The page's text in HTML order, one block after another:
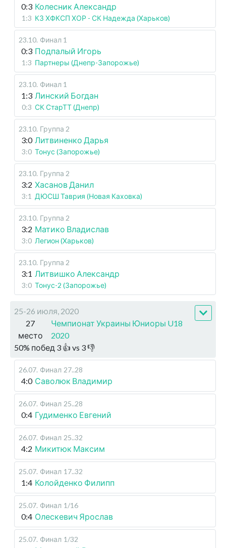
0:3 Колесник Александр
1:3 КЗ ХФКСП ХОР - СК Надежда (Харьков)
23.10. Финал 1
0:3 Подпалый Игорь
1:3 Партнеры (Днепр-Запорожье)
23.10. Финал 1
1:3 Линский Богдан
0:3 СК СтарТТ (Днепр)
23.10. Группа 2
3:0 Литвиненко Дарья
3:0 Тонус (Запорожье)
23.10. Группа 2
3:2 Хасанов Данил
3:1 ДЮСШ Таврия (Новая Каховка)
23.10. Группа 2
3:2 Матико Владислав
3:0 Легион (Харьков)
23.10. Группа 2
3:1 Литвишко Александр
3:0 Тонус-2 (Запорожье)
25-26 июля, 2020
27
место
Чемпионат Украины Юниоры U18
2020
50% побед 3 👍 vs 3👎
26.07. Финал 27..28
4:0 Саволюк Владимир
26.07. Финал 25..28
0:4 Гудименко Евгений
26.07. Финал 25..32
4:2 Микитюк Максим
25.07. Финал 17..32
1:4 Колойденко Филипп
25.07. Финал 1/16
0:4 Олескевич Ярослав
25.07. Финал 1/32